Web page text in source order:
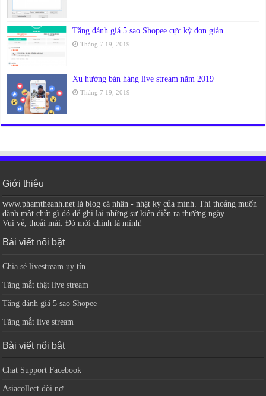
Tăng đánh giá 5 sao Shopee cực kỳ đơn giản
Tháng 7 19, 2019
Xu hướng bán hàng live stream năm 2019
Tháng 7 19, 2019
Giới thiệu
www.phamtheanh.net là blog cá nhân - nhật ký của mình. Thi thoảng muốn
dành một chút gì đó để ghi lại những sự kiện diễn ra thường ngày.
Vui vẻ, thoải mái. Đó mới chính là mình!
Bài viết nổi bật
Chia sẻ livestream uy tín
Tăng mắt thật live stream
Tăng đánh giá 5 sao Shopee
Tăng mắt live stream
Bài viết nổi bật
Chat Support Facebook
Asiacollect đòi nợ